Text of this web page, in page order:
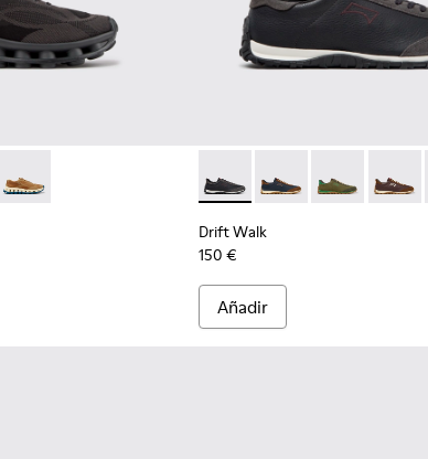
005
- K101114-004
Twins - K101114-002
006 - Zapatillas negras de materiales técnicos
011 - Zapatillas azules de materiales técnicos
- K101109-010
Pelotissima - K101109-007 - Zapatillas marrones de
Drift Walk - K101097-009 -
Drift Walk -Drift Walk -
Drift
Drift Walk
150 €
Añadir